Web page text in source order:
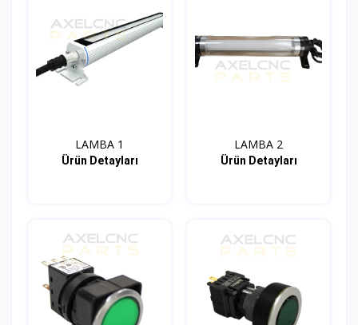
LAMBA 1
Ürün Detayları
LAMBA 2
Ürün Detayları